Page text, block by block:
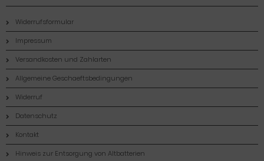
Widerrufsformular
Impressum
Versandkosten und Zahlarten
Allgemeine Geschaeftsbedingungen
Widerruf
Datenschutz
Kontakt
Hinweis zur Entsorgung von Altbatterien